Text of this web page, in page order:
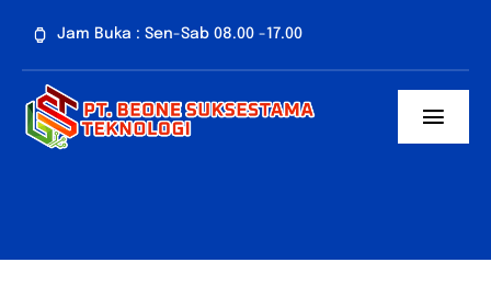
content
Jam Buka : Sen-Sab 08.00 -17.00